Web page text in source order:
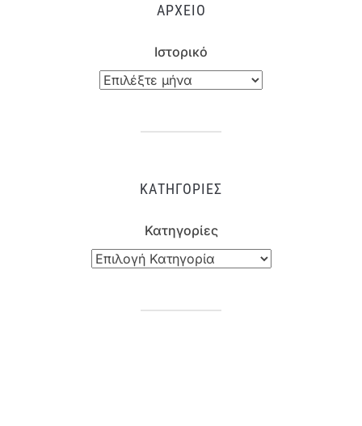
ΑΡΧΕΊΟ
Ιστορικό
ΚΑΤΗΓΟΡΊΕΣ
Κατηγορίες